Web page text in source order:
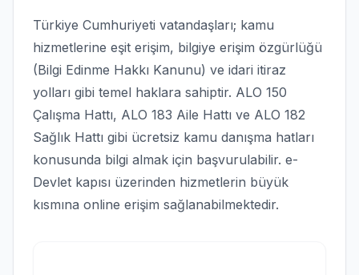
Türkiye Cumhuriyeti vatandaşları; kamu
hizmetlerine eşit erişim, bilgiye erişim özgürlüğü
(Bilgi Edinme Hakkı Kanunu) ve idari itiraz
yolları gibi temel haklara sahiptir. ALO 150
Çalışma Hattı, ALO 183 Aile Hattı ve ALO 182
Sağlık Hattı gibi ücretsiz kamu danışma hatları
konusunda bilgi almak için başvurulabilir. e-
Devlet kapısı üzerinden hizmetlerin büyük
kısmına online erişim sağlanabilmektedir.